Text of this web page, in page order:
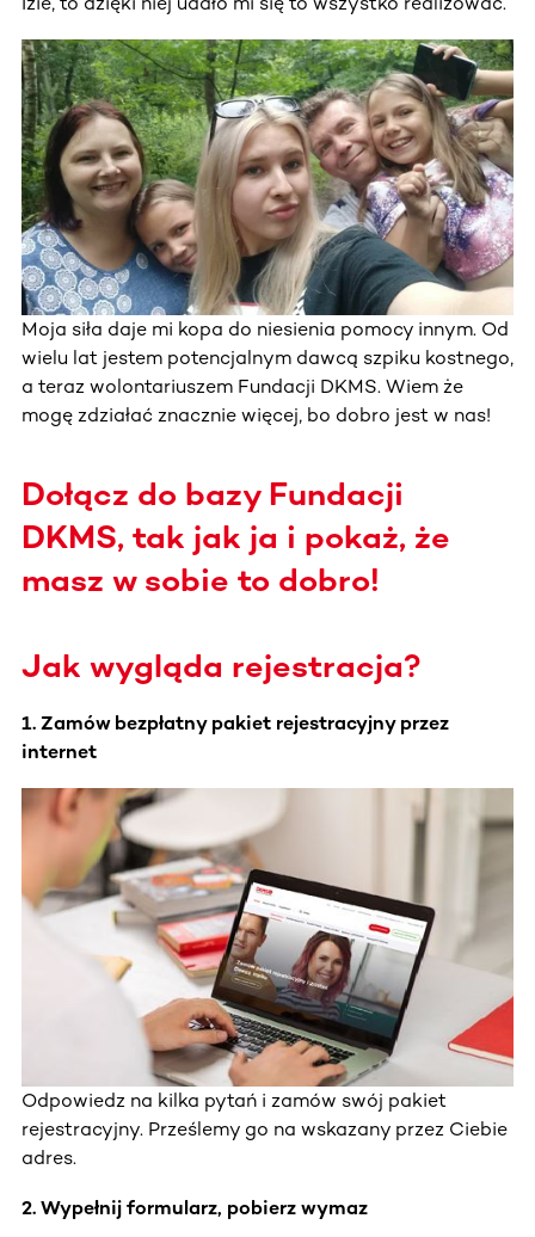
Moja siła daje mi kopa do niesienia pomocy innym. Od
wielu lat jestem potencjalnym dawcą szpiku kostnego,
a teraz wolontariuszem Fundacji DKMS. Wiem że
mogę zdziałać znacznie więcej, bo dobro jest w nas!
Dołącz do bazy Fundacji
DKMS, tak jak ja i pokaż, że
masz w sobie to dobro!
Jak wygląda rejestracja?
1. Zamów bezpłatny pakiet rejestracyjny przez
internet
Odpowiedz na kilka pytań i zamów swój pakiet
rejestracyjny. Prześlemy go na wskazany przez Ciebie
adres.
2. Wypełnij formularz, pobierz wymaz